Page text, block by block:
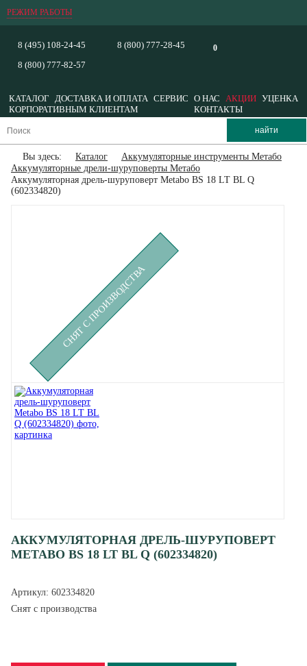
РЕЖИМ РАБОТЫ
0
8 (495) 108-24-45
8 (800) 777-82-57
8 (800) 777-28-45
КАТАЛОГ ДОСТАВКА И ОПЛАТА СЕРВИС О НАС АКЦИИ УЦЕНКА
КОРПОРАТИВНЫМ КЛИЕНТАМ
КОНТАКТЫ
Вы здесь: Каталог
Аккумуляторные инструменты Метабо
Аккумуляторные дрели-шуруповерты Метабо
Аккумуляторная дрель-шуруповерт Metabo BS 18 LT BL Q
(602334820)
СНЯТ С ПРОИЗВОДСТВА
АККУМУЛЯТОРНАЯ ДРЕЛЬ-ШУРУПОВЕРТ
METABO BS 18 LT BL Q (602334820)
Артикул: 602334820
Снят с производства